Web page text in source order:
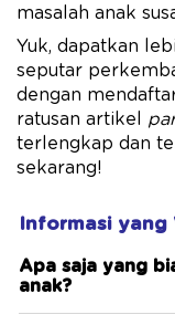
masalah anak
Yuk, dapatkan
seputar
dengan
ratusan artikel
terlengkap dan
sekarang!
Informasi
Apa saja yang
anak?